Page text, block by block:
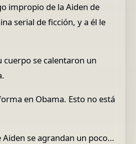
impropio de la Aiden de
serial de ficción, y a él le
cuerpo se calentaron un
en Obama. Esto no está
Aiden se agrandan un poco…